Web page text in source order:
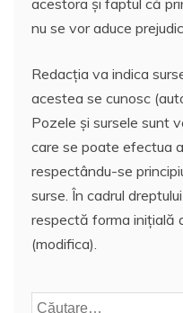
nu se vor aduce
Redacția va indica
acestea se cunosc
Pozele și sursele sunt
care se poate efectua
respectându-se
surse. În cadrul
respectă forma inițială
(modifica).
Caută